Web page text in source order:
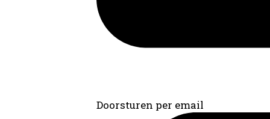
Doorsturen per email